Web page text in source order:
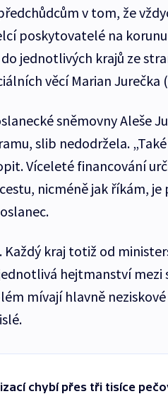
v tom, že
poskytovatelé na
jednotlivých krajů ze
věcí Marian Jurečka
sněmovny Aleše
slib nedodržela.
Víceleté financování
nicméně jak říkám,
Každý kraj totiž od
hejtmanství
mívají hlavně
chybí přes tři tisíce